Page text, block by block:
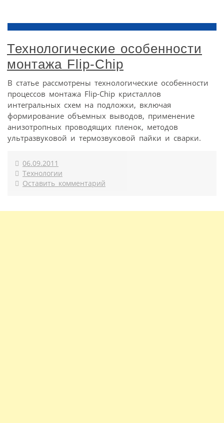
Технологические особенности
монтажа Flip-Chip
В статье рассмотрены технологические особенности
процессов монтажа Flip-Chip кристаллов
интегральных схем на подложки, включая
формирование объемных выводов, применение
анизотропных проводящих пленок, методов
ультразвуковой и термозвуковой пайки и сварки.
06.09.2011
Технологии
Оставить комментарий